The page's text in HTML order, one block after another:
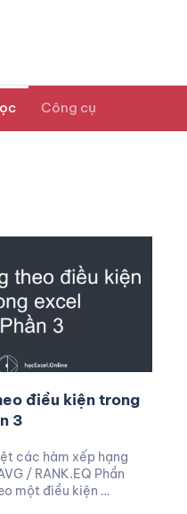
Công cụ
điều kiện trong
3
các hàm xếp hạng
/ RANK.EQ Phần
một điều kiện …